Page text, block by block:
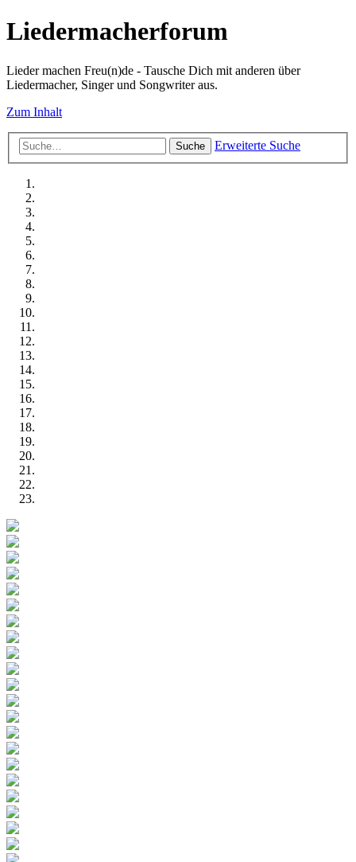
Liedermacherforum
Lieder machen Freu(n)de - Tausche Dich mit anderen über
Liedermacher, Singer und Songwriter aus.
Zum Inhalt
Suche Erweiterte Suche